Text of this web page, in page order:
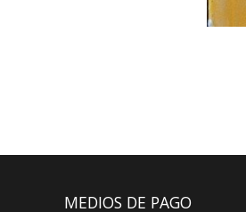
MEDIOS DE PAGO